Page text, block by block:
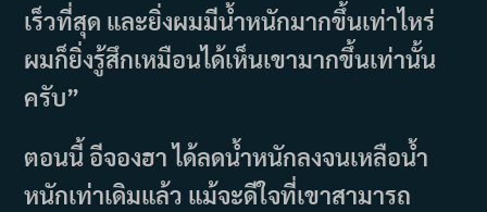
เร็วที่สุด และยิ่งผมมีน้ำหนักมากขึ้นเท่าไหร่
ผมก็ยิ่งรู้สึกเหมือนได้เห็นเขามากขึ้นเท่านั้น
ครับ”
ตอนนี้ อีจองฮา ได้ลดน้ำหนักลงจนเหลือน้ำ
หนักเท่าเดิมแล้ว แม้จะดีใจที่เขาสามารถ